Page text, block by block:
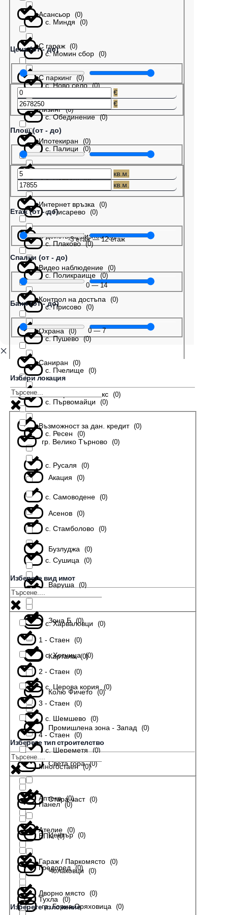
с. Миндя (0)
с. Момин сбор (0)
с. Ново село (0)
с. Обединение (0)
с. Палици (0)
с. Патреш (0)
с. Писарево (0)
с. Плаково (0)
с. Поликраище (0)
с. Присово (0)
с. Пушево (0)
с. Пчелище (0)
с. Първомайци (0)
с. Ресен (0)
с. Русаля (0)
с. Самоводене (0)
с. Стамболово (0)
с. Сушица (0)
с. Харваловци (0)
с. Хотница (0)
с. Церова кория (0)
с. Шемшево (0)
с. Шереметя (0)
Асансьор (0)
С гараж (0)
С паркинг (0)
Лизинг (0)
Ипотекиран (0)
Интернет връзка (0)
С действащ бизнес (0)
Видео наблюдение (0)
Контрол на достъпа (0)
Охрана (0)
Саниран (0)
В затворен комплекс (0)
Възможност за дан. кредит (0)
Цена (от - до)
€
€
Площ (от - до)
кв.м.
кв.м.
Етаж (от - до)
-3етаж—12етаж
Спални (от - до)
0—14
Бани (от - до)
0—7
Избери локация
гр. Велико Търново (0)
Акация (0)
Асенов (0)
Бузлуджа (0)
Варуша (0)
Зона Б (0)
Картала (0)
Колю Фичето (0)
Промишлена зона - Запад (0)
Света гора (0)
Стара част (0)
Център (0)
Чолаковци (0)
гр. Горна Оряховица (0)
Изберете вид имот
1 - Стаен (0)
2 - Стаен (0)
3 - Стаен (0)
4 - Стаен (0)
Многостаен (0)
Аптека (0)
Ателие (0)
Гараж / Паркомясто (0)
Дворно място (0)
Изберете тип строителство
Панел (0)
ЕПК (0)
Гредоред (0)
Тухла (0)
Изберете изложение